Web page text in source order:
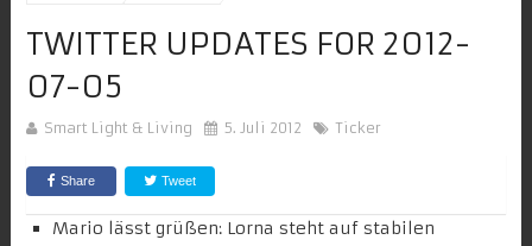
TWITTER UPDATES FOR 2012-
07-05
Smart Light & Living 5. Juli 2012 Ticker
Share Tweet
Mario lässt grüßen: Lorna steht auf stabilen